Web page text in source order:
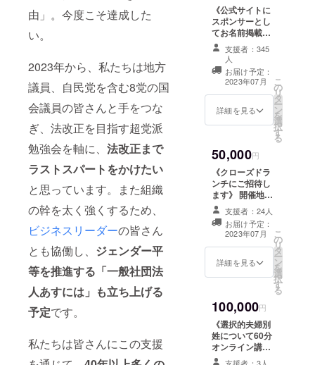
由」。今度こそ達成した
い。
2023年から、私たちは地方
議員、自民党を含む8党の国
会議員の皆さんと手をつな
ぎ、法改正を目指す超党派
勉強会を軸に、 法改正まで
ラストスパートをかけたい
と思っています。また組織
の幹を太く強くするため、
ビジネスリーダーの皆さん
とも協働し、 ジェンダー平
等を推進する「一般社団法
人あすには」も立ち上げる
予定です。
私たちは皆さんにこの支援
名前で
生きる
自由 活
③マン
メール
マガジ
ンのお
届け ④
ご案内
加ありがとうご
ざいます。 リ
ターン内容 ①1
年後メールでの
#自分の名前で生
きる自由 活動報
告 ②マンスリー
メールマガジン
のお届け ③PDF
冊子「家族のき
ずな」のお届け
（不定期） ④一
のご案内
《公式サイトに
スポンサーとし
てお名前掲載
（任意）》 公式
サイト「応援
メッセージカテ
ゴリ」
https://chinjyo-
action.com/cate
gory/message/
にて、「陳情ア
お名前を掲載さ
せていただきま
す。 備考欄に掲
載をご希望にな
るお名前を忘れ
ずにご記入くだ
さい。 ※任意で
す。ご希望され
ない方は「サイ
ト記載不要」と
お書き下さい。
リターン内容 ①
ポンサーとして
お名前掲載（任
意） ②1年後
メールでの #自
分の名前で生き
る自由 活動報告
支援者：345
人
お届け予定：
2023年07月
詳細を見る
こ
の
リ
タ
ー
ン
を
選
択
す
る
50,000円
《クローズドラ
ンチにご招待し
ます》 開催地は
都内某所。参加
者にのみお知ら
せします。事務
局長・井田奈穂
をはじめ同じ想
いを分かち合う
て語り合いま
しょう！ （開催
地までの交通費
は自己負担にて
お願いします。
支援者：24人
お届け予定：
2023年07月
詳細を見る
こ
の
リ
タ
ー
ン
を
選
択
す
る
100,000円
《選択的夫婦別
姓について60分
オンライン講演
します》任意の